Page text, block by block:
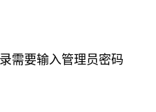
需要输入管理员密码